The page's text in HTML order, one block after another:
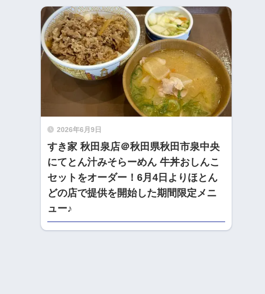
2026年6月9日
すき家 秋田泉店＠秋田県秋田市泉中央
にてとん汁みそらーめん 牛丼おしんこ
セットをオーダー！6月4日よりほとん
どの店で提供を開始した期間限定メニ
ュー♪